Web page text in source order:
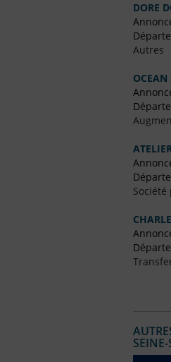
DORE
Autres
OCEAN
Société